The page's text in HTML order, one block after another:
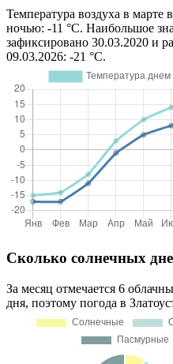
Температура воздуха в марте
ночью: -11 °C. Наибольшое
зафиксировано 30.03.2020 и
09.03.2026: -21 °C.
Сколько солнечных
За месяц отмечается 6
дня, поэтому погода в